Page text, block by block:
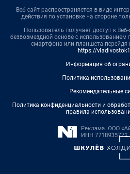
Веб-сайт распространяется в виде
действия по установке на стороне
Пользователь получает доступ к
безвозмездной основе с использованием
смартфона или планшета перейдя
https://
Информация об
Политика
Рекомендательные
Политика конфиденциальности и
правила